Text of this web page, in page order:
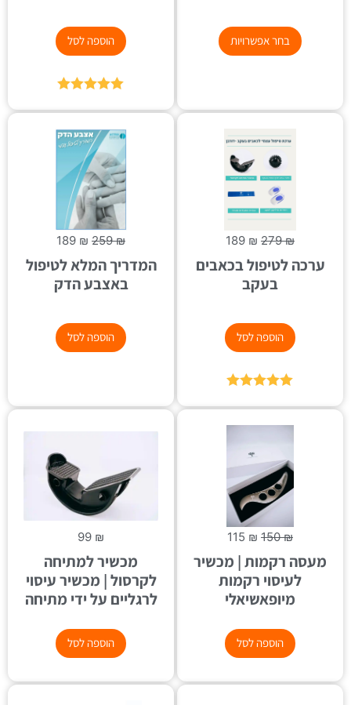
בחר אפשרויות הוספה לסל
מתוך 5
ערכה לטיפול בכאבים
בעקב
₪
279
₪
הוספה לסל
מתוך 5
המדריך המלא לטיפול
באצבע הדק
₪
259
₪
הוספה לסל
מעסה רקמות | מכשיר
לעיסוי רקמות
מיופאשיאלי
₪
150
₪
הוספה לסל
מכשיר למתיחה
לקרסול | מכשיר עיסוי
לרגליים על ידי מתיחה
₪
הוספה לסל